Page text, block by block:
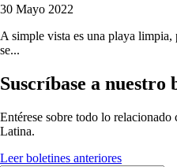
30 Mayo 2022
A simple vista es una playa limpia,
se...
Suscríbase a nuestro
Entérese sobre todo lo
Latina.
Leer boletines anteriores